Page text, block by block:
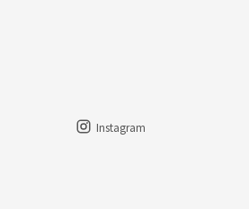
Instagram